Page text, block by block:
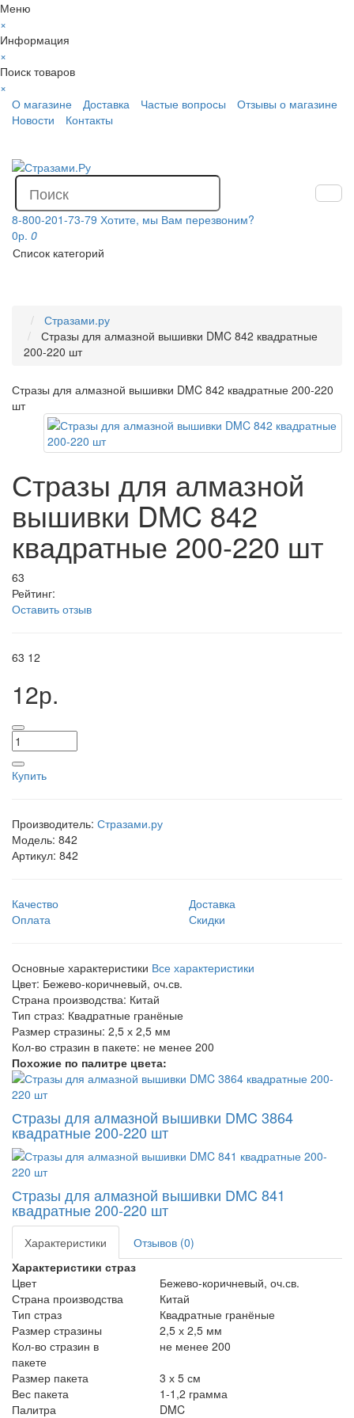
Меню
×
Информация
×
Поиск товаров
×
О магазине
Доставка Частые вопросы
Отзывы о магазине
Новости
Контакты
8-800-201-73-79 Хотите, мы Вам перезвоним?
0р. 0
Список категорий
Стразами.ру
Стразы для алмазной вышивки DMC 842 квадратные
200-220 шт
Стразы для алмазной вышивки DMC 842 квадратные 200-220
шт
Стразы для алмазной
вышивки DMC 842
квадратные 200-220 шт
63
Рейтинг:
Оставить отзыв
63 12
12р.
Купить
Производитель: Стразами.ру
Модель: 842
Артикул: 842
Качество
Доставка
Оплата
Скидки
Основные характеристики Все характеристики
Цвет: Бежево-коричневый, оч.св.
Страна производства: Китай
Тип страз: Квадратные гранёные
Размер стразины: 2,5 х 2,5 мм
Кол-во стразин в пакете: не менее 200
Похожие по палитре цвета:
Стразы для алмазной вышивки DMC 3864
квадратные 200-220 шт
Стразы для алмазной вышивки DMC 841
квадратные 200-220 шт
Характеристики
Отзывов (0)
Характеристики страз
Цвет
Бежево-коричневый, оч.св.
Страна производства
Китай
Тип страз
Квадратные гранёные
Размер стразины
2,5 х 2,5 мм
Кол-во стразин в
пакете
не менее 200
Размер пакета
3 х 5 см
Вес пакета
1-1,2 грамма
Палитра
DMC